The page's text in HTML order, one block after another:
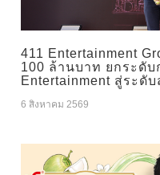
411 Entertainment
100 ล้านบาท ยกระดั
Entertainment สู่ระดั
6 สิงหาคม 2569